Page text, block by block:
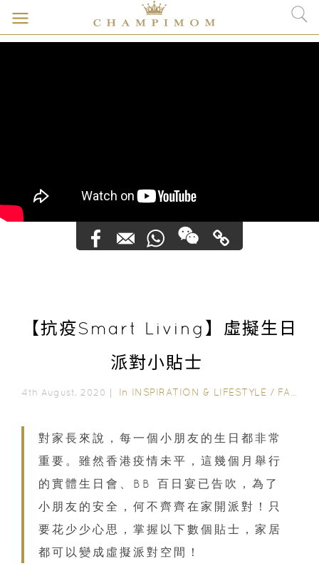
【抗疫Smart Living】虛擬生日
派對小貼士
4th August, 2020｜ In INSPIRATION & LIFESTYLE / FAMILY FUN
對家長來說，每一個小朋友的生日都非常
重要。雖然香港疫情未平，這幾個月舉行
的實體生日會、BB 百日宴已告吹，為了
小朋友的安全，何不齊齊在家開派對！只
要花少少心思，掌握以下數個貼士，家居
都可以變成虛擬派對空間！